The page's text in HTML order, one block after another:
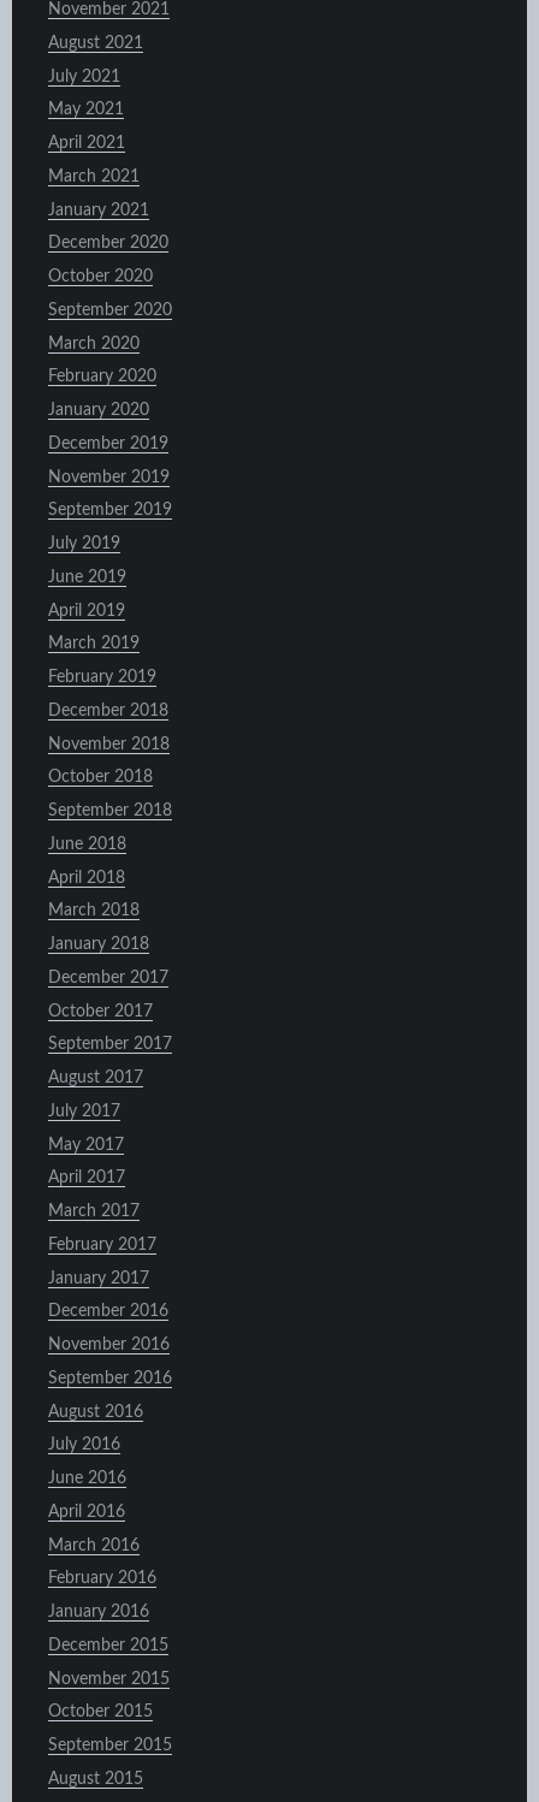
November 2021
August 2021
July 2021
May 2021
April 2021
March 2021
January 2021
December 2020
October 2020
September 2020
March 2020
February 2020
January 2020
December 2019
November 2019
September 2019
July 2019
June 2019
April 2019
March 2019
February 2019
December 2018
November 2018
October 2018
September 2018
June 2018
April 2018
March 2018
January 2018
December 2017
October 2017
September 2017
August 2017
July 2017
May 2017
April 2017
March 2017
February 2017
January 2017
December 2016
November 2016
September 2016
August 2016
July 2016
June 2016
April 2016
March 2016
February 2016
January 2016
December 2015
November 2015
October 2015
September 2015
August 2015